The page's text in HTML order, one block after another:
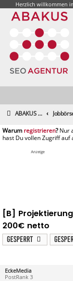
Herzlich willkommen
ABAKUS Foren-Übersicht
registrieren
Anzeige
[B]
200€ netto
Gesperrt
EckeMedia
PostRank 3